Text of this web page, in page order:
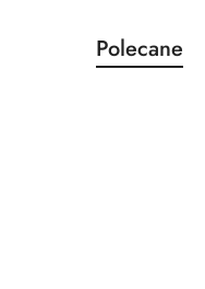
Pomiń karuzelę
Produkty
o
Polecane